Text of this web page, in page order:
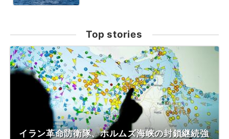
Top stories
イラン革命防衛隊、ホルムズ海峡の封鎖継続強